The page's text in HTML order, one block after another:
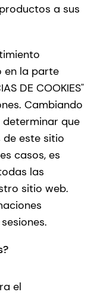
a sus
en la parte
DE COOKIES"
Cambiando
que
este sitio
casos, es
las
sitio web.
el